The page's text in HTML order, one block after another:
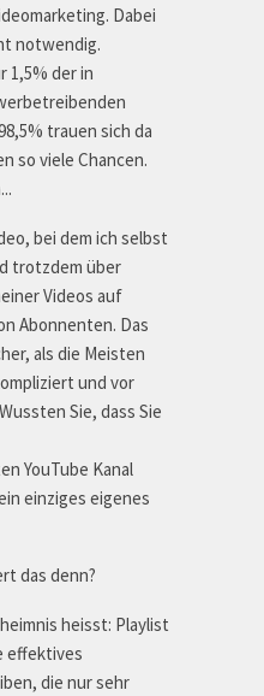
Dabei
notwendig.
1,5% der in
trauen sich da
so viele Chancen.
bei dem ich selbst
trotzdem über
Videos auf
Abonnenten. Das
als die Meisten
und vor
Sie, dass Sie
YouTube Kanal
einziges eigenes
das denn?
heisst: Playlist
effektives
die nur sehr